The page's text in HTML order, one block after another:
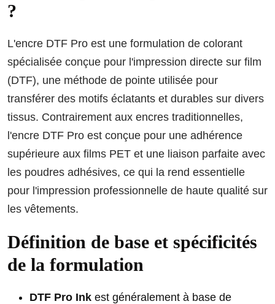
?
L'encre DTF Pro est une formulation de colorant
spécialisée conçue pour l'impression directe sur film
(DTF), une méthode de pointe utilisée pour
transférer des motifs éclatants et durables sur divers
tissus. Contrairement aux encres traditionnelles,
l'encre DTF Pro est conçue pour une adhérence
supérieure aux films PET et une liaison parfaite avec
les poudres adhésives, ce qui la rend essentielle
pour l'impression professionnelle de haute qualité sur
les vêtements.
Définition de base et spécificités
de la formulation
DTF Pro Ink est généralement à base de